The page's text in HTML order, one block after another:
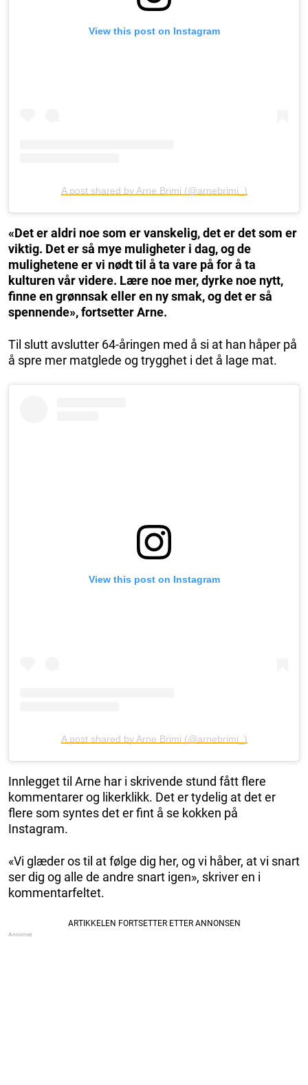
View this post on Instagram
A post shared by Arne Brimi (@arnebrimi_)
«Det er aldri noe som er vanskelig, det er det som er
viktig. Det er så mye muligheter i dag, og de
mulighetene er vi nødt til å ta vare på for å ta
kulturen vår videre. Lære noe mer, dyrke noe nytt,
finne en grønnsak eller en ny smak, og det er så
spennende», fortsetter Arne.
Til slutt avslutter 64-åringen med å si at han håper på
å spre mer matglede og trygghet i det å lage mat.
View this post on Instagram
A post shared by Arne Brimi (@arnebrimi_)
Innlegget til Arne har i skrivende stund fått flere
kommentarer og likerklikk. Det er tydelig at det er
flere som syntes det er fint å se kokken på
Instagram.
«Vi glæder os til at følge dig her, og vi håber, at vi snart
ser dig og alle de andre snart igen», skriver en i
kommentarfeltet.